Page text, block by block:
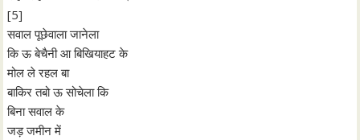
[5]
सवाल पूछेवाला जानेला
कि ऊ बेचैनी आ बिखियाहट के
मोल ले रहल बा
बाकिर तबो ऊ सोचेला कि
बिना सवाल के
जड़ जमीन में